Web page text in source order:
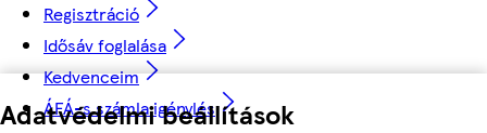
Adatvédelmi beállítások
Regisztráció
Idősáv foglalása
Kedvenceim
ÁFÁ-s számla igénylés